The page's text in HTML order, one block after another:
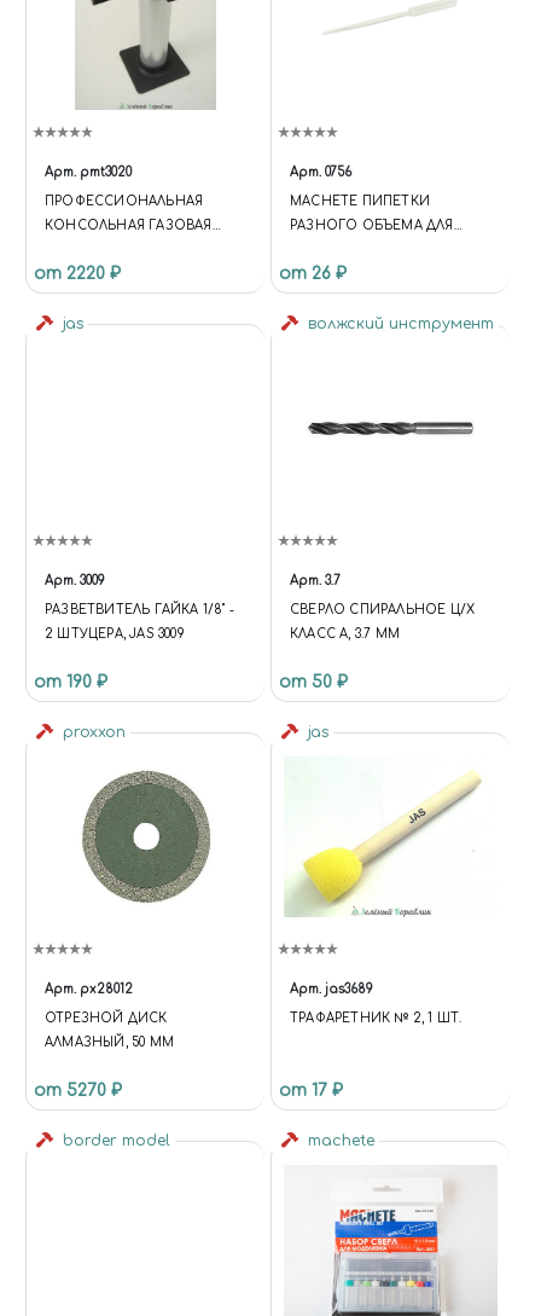
Арт. pmt3020
ПРОФЕССИОНАЛЬНАЯ
КОНСОЛЬНАЯ ГАЗОВАЯ
от 2220 ₽
Арт. 0756
MACHETE ПИПЕТКИ
РАЗНОГО ОБЪЕМА ДЛЯ
от 26 ₽
jas
Арт. 3009
РАЗВЕТВИТЕЛЬ ГАЙКА 1/8" -
2 ШТУЦЕРА, JAS 3009
от 190 ₽
волжский инструмент
Арт. 3.7
СВЕРЛО СПИРАЛЬНОЕ Ц/Х
КЛАСС А, 3.7 ММ
от 50 ₽
proxxon
Арт. px28012
ОТРЕЗНОЙ ДИСК
АЛМАЗНЫЙ, 50 ММ
от 5270 ₽
jas
Арт. jas3689
ТРАФАРЕТНИК № 2, 1 ШТ.
от 17 ₽
border model machete